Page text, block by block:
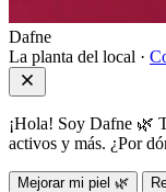
Dafne
La planta del local ·
¡Hola! Soy Dafne 🌿
activos y más. ¿Por
Mejorar mi piel 🌿